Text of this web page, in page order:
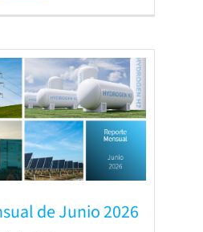
de Junio 2026